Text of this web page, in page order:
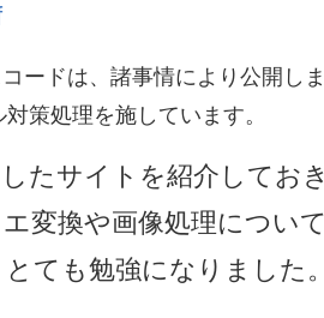
ードは、諸事情により公開し
策処理を施しています。
たサイトを紹介してお
変換や画像処理につい
ても勉強になりました